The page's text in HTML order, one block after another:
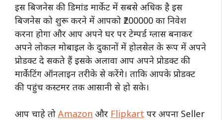
इस बिजनेस की डिमांड मार्केट में सबसे अधिक है इस
बिजनेस को शुरू करने में आपको ₹200000 का निवेश
करना होगा और आप अपने घर पर टेम्पर्ड ग्लास बनाकर
अपने लोकल मोबाइल के दुकानों में होलसेल के रूप में अपने
प्रोडक्ट दे सकते हैं इसके अलावा आप अपने प्रोडक्ट की
मार्केटिंग ऑनलाइन तरीके से करेंगे। ताकि आपके प्रोडक्ट
की पहुंच कस्टमर तक आसानी से हो सके।
आप चाहे तो Amazon और Flipkart पर अपना Seller